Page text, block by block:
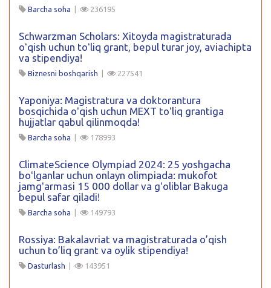
Barcha soha | 236195
Schwarzman Scholars: Xitoyda magistraturada
oʻqish uchun toʻliq grant, bepul turar joy, aviachipta
va stipendiya!
Biznesni boshqarish | 227541
Yaponiya: Magistratura va doktorantura
bosqichida oʻqish uchun MEXT toʻliq grantiga
hujjatlar qabul qilinmoqda!
Barcha soha | 178993
ClimateScience Olympiad 2024: 25 yoshgacha
boʻlganlar uchun onlayn olimpiada: mukofot
jamgʻarmasi 15 000 dollar va gʻoliblar Bakuga
bepul safar qiladi!
Barcha soha | 149793
Rossiya: Bakalavriat va magistraturada o’qish
uchun to’liq grant va oylik stipendiya!
Dasturlash | 143951